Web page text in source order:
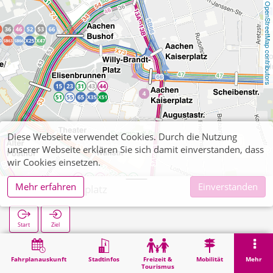
OpenStreetMap contributors
Fahrplanauskunft Stadtinfos
Freizeit &
Tourismus
Mobilität Mehr
Hansemannplatz
Start Ziel
Suche
Diese Webseite verwendet Cookies. Durch die Nutzung
unserer Webseite erklären Sie sich damit einverstanden, dass
wir Cookies einsetzen.
Mehr erfahren
Einverstanden